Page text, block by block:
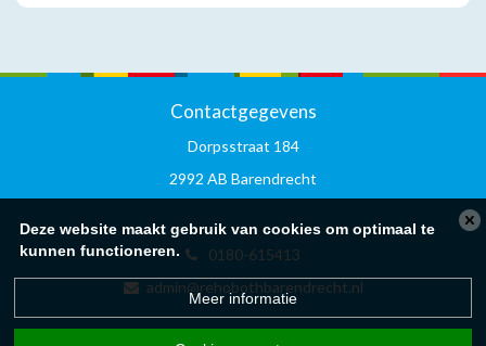
Contactgegevens
Dorpsstraat 184
2992 AB Barendrecht
0180-615413
admin@rehobothbarendrecht.nl
Deze website maakt gebruik van cookies om optimaal te
kunnen functioneren.
Meer informatie